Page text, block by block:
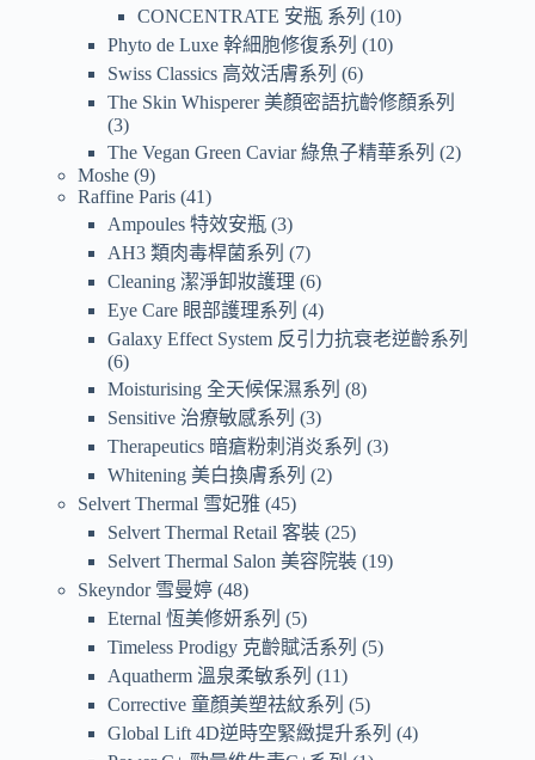
CONCENTRATE 安瓶 系列
10
Phyto de Luxe 幹細胞修復系列
10
Swiss Classics 高效活膚系列
6
The Skin Whisperer 美顏密語抗齡修顏系列
3
The Vegan Green Caviar 綠魚子精華系列
2
Moshe 9
Raffine Paris 41
Ampoules 特效安瓶 3
AH3 類肉毒桿菌系列
7
Cleaning 潔淨卸妝護理 6
Eye Care 眼部護理系列
4
Galaxy Effect System 反引力抗衰老逆齡系列
6
Moisturising 全天候保濕系列
8
Sensitive 治療敏感系列
3
Therapeutics 暗瘡粉刺消炎系列
3
Whitening 美白換膚系列
2
Selvert Thermal 雪妃雅 45
Selvert Thermal Retail 客裝 25
Selvert Thermal Salon 美容院裝 19
Skeyndor 雪曼婷 48
Eternal 恆美修妍系列
5
Timeless Prodigy 克齡賦活系列
5
Aquatherm 溫泉柔敏系列
11
Corrective 童顏美塑祛紋系列
5
Global Lift 4D逆時空緊緻提升系列
4